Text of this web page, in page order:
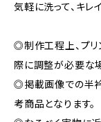
気軽に洗って、キレ
◎制作工程上、プリ
際に調整が必要な
◎掲載画像での半
考商品となります。